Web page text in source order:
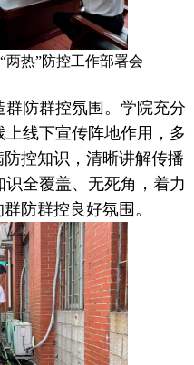
两热”防控工作部署会
防群控氛围。 学院充分
线下宣传阵地作用，多
控知识，清晰讲解传播
全覆盖、无死角，着力
防群控良好氛围。